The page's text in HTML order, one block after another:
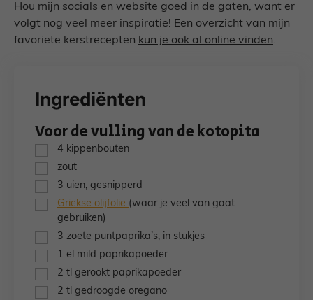
Hou mijn socials en website goed in de gaten, want er
volgt nog veel meer inspiratie! Een overzicht van mijn
favoriete kerstrecepten kun je ook al online vinden.
Ingrediënten
Voor de vulling van de kotopita
▢
4 kippenbouten
▢
zout
▢
3 uien, gesnipperd
▢
Griekse olijfolie (waar je veel van gaat
gebruiken)
▢
3 zoete puntpaprika’s, in stukjes
▢1 el mild paprikapoeder
▢
2 tl gerookt paprikapoeder
▢
2 tl gedroogde oregano